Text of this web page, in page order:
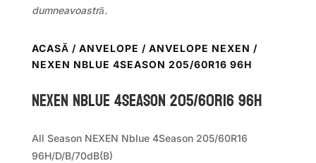
dumneavoastră.
ACASĂ / ANVELOPE / ANVELOPE NEXEN /
NEXEN NBLUE 4SEASON 205/60R16 96H
Nexen NBLUE 4SEASON 205/60R16 96H
All Season NEXEN Nblue 4Season 205/60R16
96H/D/B/70dB(B)